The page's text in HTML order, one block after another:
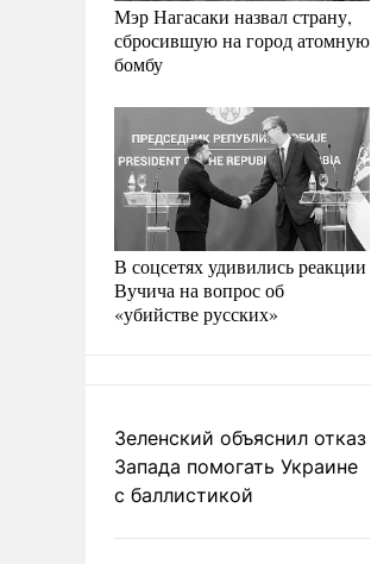
Мэр Нагасаки назвал страну,
сбросившую на город атомную
бомбу
В соцсетях удивились реакции
Вучича на вопрос об
«убийстве русских»
Зеленский объяснил отказ
Запада помогать Украине
с баллистикой